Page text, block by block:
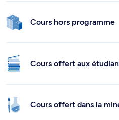
Cours hors programme
Cours offert aux
Cours offert dans la